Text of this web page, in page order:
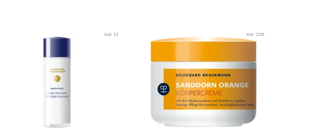
Kód:52 Kód:2235